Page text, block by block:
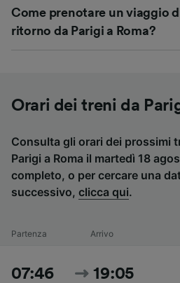
Come prenotare un viaggio
ritorno da Parigi a Roma?
Orari dei treni da
Consulta gli orari dei prossimi
Parigi a Roma il martedì 18
completo, o per cercare una
successivo, clicca qui.
Partenza Arrivo
07:46 19:05